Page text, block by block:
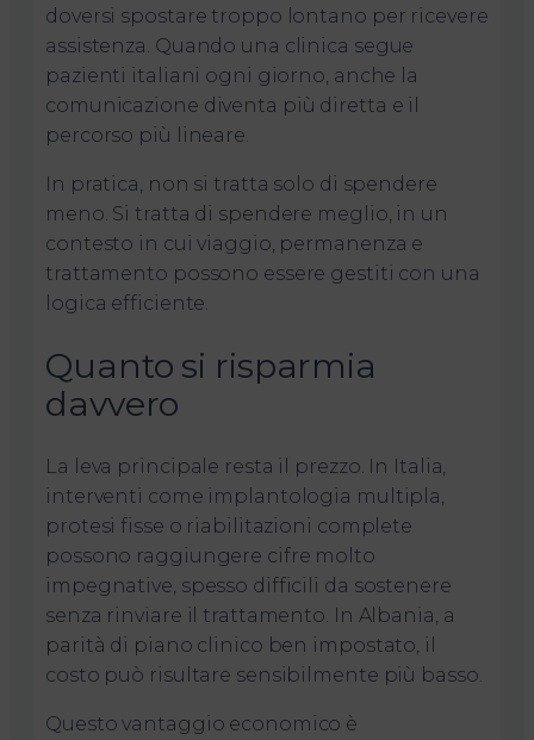
doversi spostare troppo lontano per ricevere
assistenza. Quando una clinica segue
pazienti italiani ogni giorno, anche la
comunicazione diventa più diretta e il
percorso più lineare.
In pratica, non si tratta solo di spendere
meno. Si tratta di spendere meglio, in un
contesto in cui viaggio, permanenza e
trattamento possono essere gestiti con una
logica efficiente.
Quanto si risparmia
davvero
La leva principale resta il prezzo. In Italia,
interventi come implantologia multipla,
protesi fisse o riabilitazioni complete
possono raggiungere cifre molto
impegnative, spesso difficili da sostenere
senza rinviare il trattamento. In Albania, a
parità di piano clinico ben impostato, il
costo può risultare sensibilmente più basso.
Questo vantaggio economico è